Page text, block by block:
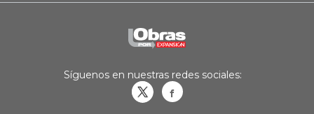
Síguenos en nuestras redes sociales: